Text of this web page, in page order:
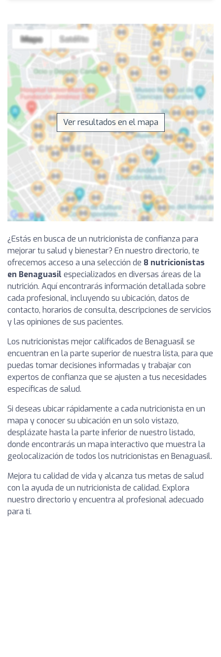
Ver resultados en el mapa
¿Estás en busca de un nutricionista de confianza para
mejorar tu salud y bienestar? En nuestro directorio, te
ofrecemos acceso a una selección de 8 nutricionistas
en Benaguasil especializados en diversas áreas de la
nutrición. Aquí encontrarás información detallada sobre
cada profesional, incluyendo su ubicación, datos de
contacto, horarios de consulta, descripciones de servicios
y las opiniones de sus pacientes.
Los nutricionistas mejor calificados de Benaguasil se
encuentran en la parte superior de nuestra lista, para que
puedas tomar decisiones informadas y trabajar con
expertos de confianza que se ajusten a tus necesidades
específicas de salud.
Si deseas ubicar rápidamente a cada nutricionista en un
mapa y conocer su ubicación en un solo vistazo,
desplázate hasta la parte inferior de nuestro listado,
donde encontrarás un mapa interactivo que muestra la
geolocalización de todos los nutricionistas en Benaguasil.
Mejora tu calidad de vida y alcanza tus metas de salud
con la ayuda de un nutricionista de calidad. Explora
nuestro directorio y encuentra al profesional adecuado
para ti.